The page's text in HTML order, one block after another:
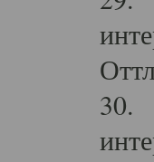
30.